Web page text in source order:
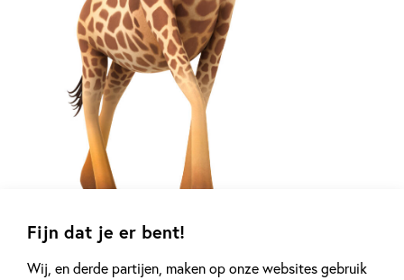
Fijn dat je er bent!
Wij, en derde partijen, maken op onze websites gebruik